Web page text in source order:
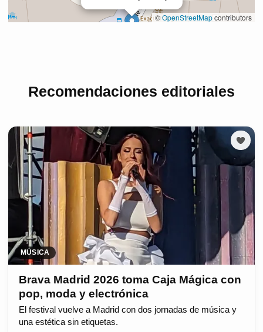
Recomendaciones editoriales
MÚSICA
Brava Madrid 2026 toma Caja Mágica con
pop, moda y electrónica
El festival vuelve a Madrid con dos jornadas de música y
una estética sin etiquetas.